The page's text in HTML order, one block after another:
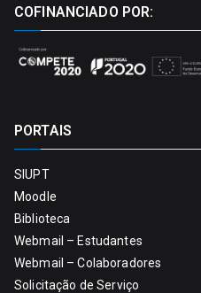
COFINANCIADO POR:
PORTAIS
SIUPT
Moodle
Biblioteca
Webmail – Estudantes
Webmail – Colaboradores
Solicitação de Serviço